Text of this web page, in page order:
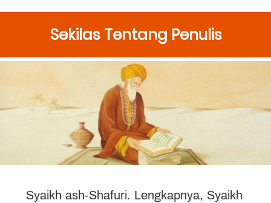
Sekilas Tentang Penulis
Syaikh ash-Shafuri. Lengkapnya, Syaikh